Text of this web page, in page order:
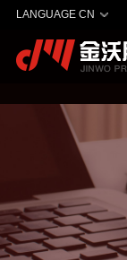
LANGUAGE CN